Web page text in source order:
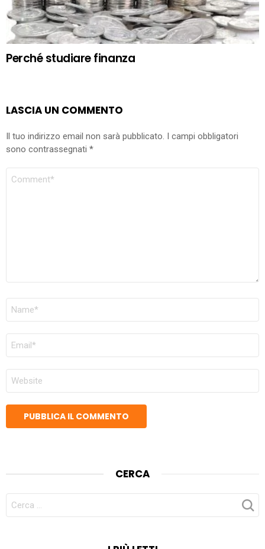
Perché studiare finanza
LASCIA UN COMMENTO
Il tuo indirizzo email non sarà pubblicato. I campi obbligatori
sono contrassegnati *
WEB
CERCA
PER: